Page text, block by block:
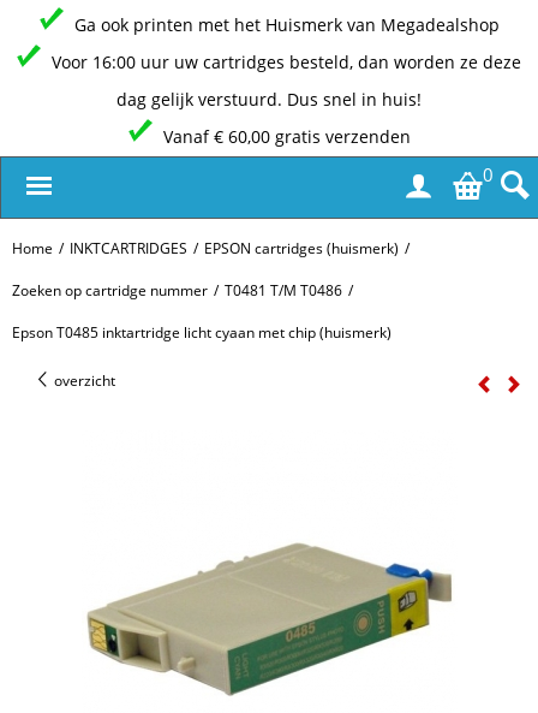
Ga ook printen met het Huismerk van Megadealshop
Voor 16:00 uur uw cartridges besteld, dan worden ze deze
dag gelijk verstuurd. Dus snel in huis!
Vanaf € 60,00 gratis verzenden
0
Home / INKTCARTRIDGES / EPSON cartridges (huismerk) /
Zoeken op cartridge nummer / T0481 T/M T0486 /
Epson T0485 inktartridge licht cyaan met chip (huismerk)
overzicht